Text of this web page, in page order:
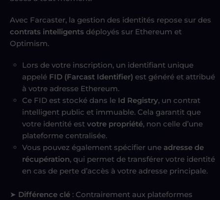
Avec Farcaster, la gestion des identités repose sur des
contrats intelligents déployés sur Ethereum et
Optimism.
Lors de votre inscription, un identifiant unique
appelé FID (Farcast Identifier) est généré et attribué
à votre adresse Ethereum.
Ce FID est stocké dans le Id Registry, un contrat
intelligent public et immuable. Cela garantit que
votre identité est votre propriété, non celle d’une
plateforme centralisée.
Vous pouvez également spécifier une adresse de
récupération, qui permet de transférer votre identité
en cas de perte d’accès à votre adresse principale.
➤ Différence clé : Contrairement aux plateformes